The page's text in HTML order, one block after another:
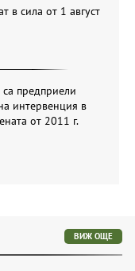
в сила от 1 август
предприели
интервенция в
от 2011 г.
ВИЖ ОЩЕ